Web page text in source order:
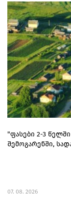
"ფასები 2-3
შემოგარენში,
07. 08. 2026